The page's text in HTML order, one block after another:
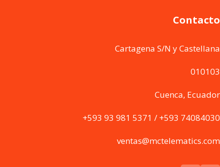
Contacto
Cartagena S/N y Castellana
010103
Cuenca, Ecuador
+593 93 981 5371 / +593 74084030
ventas@mctelematics.com